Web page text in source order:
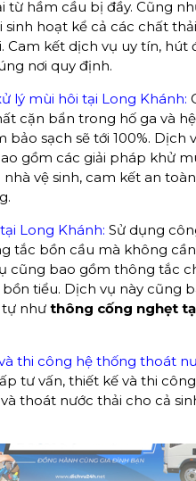
từ hầm cầu bị đầy. Cũng
sinh hoạt kể cả các chất
Cam kết dịch vụ uy tín, hút
nơi quy định.
lý mùi hôi tại Long Khánh:
cặn bẩn trong hố ga và
sạch sẽ tới 100%. Dịch
gồm các giải pháp khử
nhà vệ sinh, cam kết an
Long Khánh: Sử dụng
tắc bồn cầu mà không
cũng bao gồm thông tắc
tiểu. Dịch vụ này cũng
như thông cống nghẹt
thi công hệ thống thoát
tư vấn, thiết kế và thi
thoát nước thải cho cả